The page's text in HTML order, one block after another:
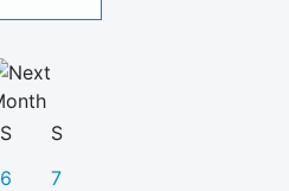
S
S
6 7